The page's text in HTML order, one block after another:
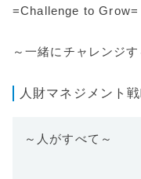
=Challenge to Grow=
～一緒にチャレンジ
人財マネジメント
～人がすべて～